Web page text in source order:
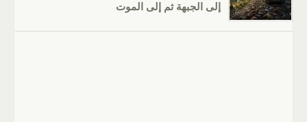
إلى الجبهة ثم إلى الموت